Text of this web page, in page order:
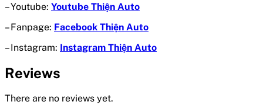
– Youtube: Youtube Thiện Auto
– Fanpage: Facebook Thiện Auto
– Instagram: Instagram Thiện Auto
Reviews
There are no reviews yet.